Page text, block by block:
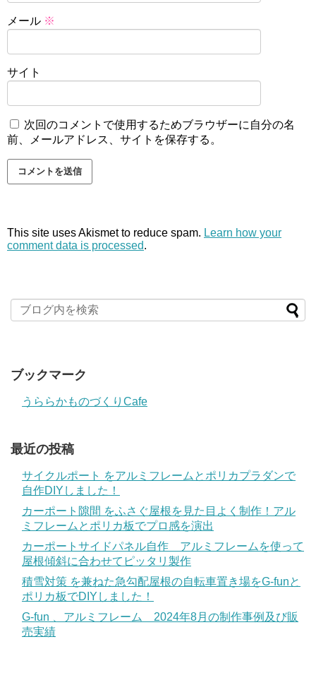
メール ※
サイト
次回のコメントで使用するためブラウザーに自分の名
前、メールアドレス、サイトを保存する。
This site uses Akismet to reduce spam. Learn how your
comment data is processed.
ブックマーク
うららかものづくりCafe
最近の投稿
サイクルポート をアルミフレームとポリカプラダンで
自作DIYしました！
カーポート隙間 をふさぐ屋根を見た目よく制作！アル
ミフレームとポリカ板でプロ感を演出
カーポートサイドパネル自作 アルミフレームを使って
屋根傾斜に合わせてピッタリ製作
積雪対策 を兼ねた急勾配屋根の自転車置き場をG-funと
ポリカ板でDIYしました！
G-fun 、アルミフレーム 2024年8月の制作事例及び販
売実績